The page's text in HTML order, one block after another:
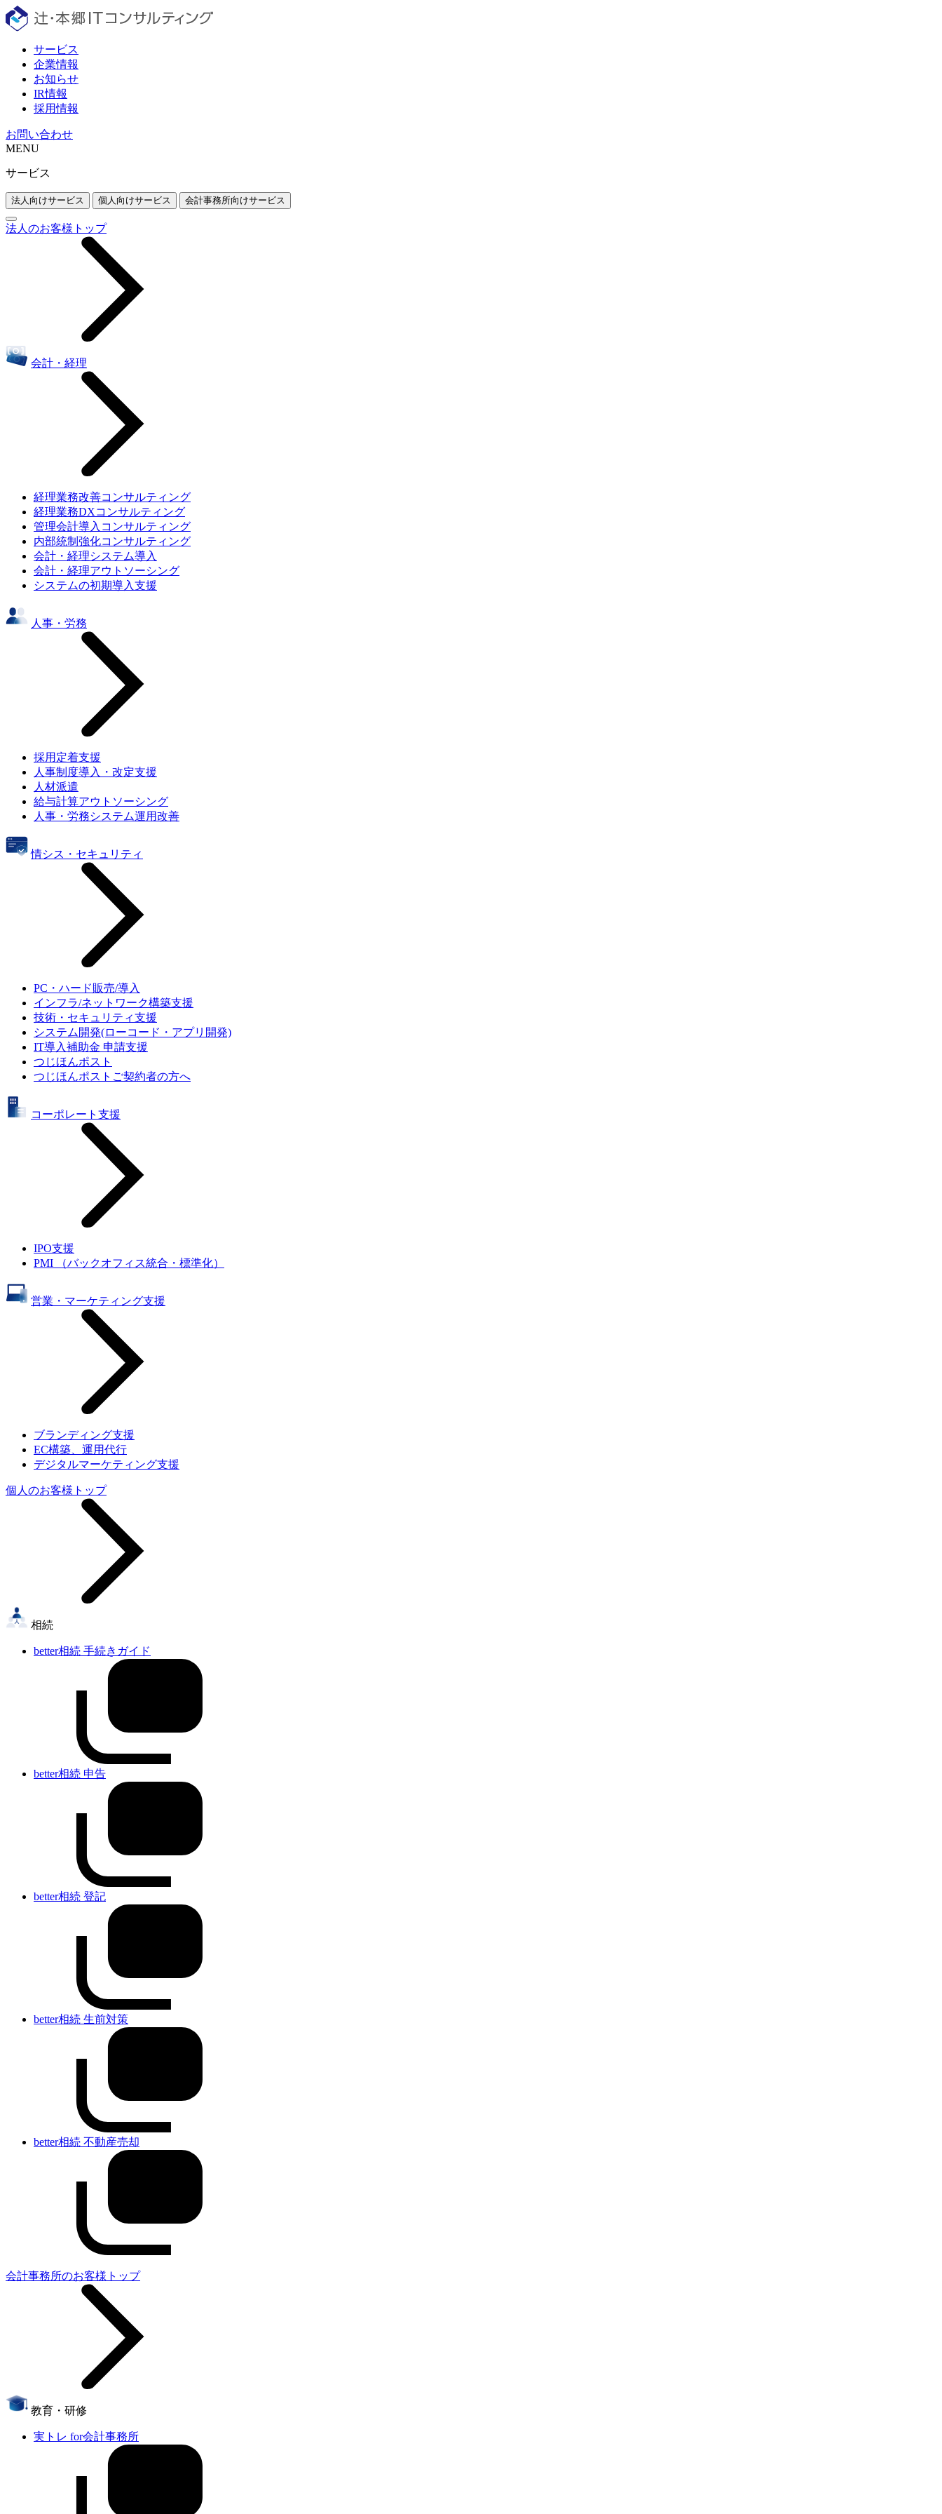
サービス
企業情報
お知らせ
IR情報
採用情報
お問い合わせ
MENU
サービス
法人向けサービス 個人向けサービス 会計事務所向けサービス
法人のお客様トップ
会計・経理
経理業務改善コンサルティング
経理業務DXコンサルティング
管理会計導入コンサルティング
内部統制強化コンサルティング
会計・経理システム導入
会計・経理アウトソーシング
システムの初期導入支援
人事・労務
採用定着支援
人事制度導入・改定支援
人材派遣
給与計算アウトソーシング
人事・労務システム運用改善
情シス・セキュリティ
PC・ハード販売/導入
インフラ/ネットワーク構築支援
技術・セキュリティ支援
システム開発(ローコード・アプリ開発)
IT導入補助金 申請支援
つじほんポスト
つじほんポストご契約者の方へ
コーポレート支援
IPO支援
PMI （バックオフィス統合・標準化）
営業・マーケティング支援
ブランディング支援
EC構築、運用代行
デジタルマーケティング支援
個人のお客様トップ
相続
better相続 手続きガイド
better相続 申告
better相続 登記
better相続 生前対策
better相続 不動産売却
会計事務所のお客様トップ
教育・研修
実トレ for会計事務所